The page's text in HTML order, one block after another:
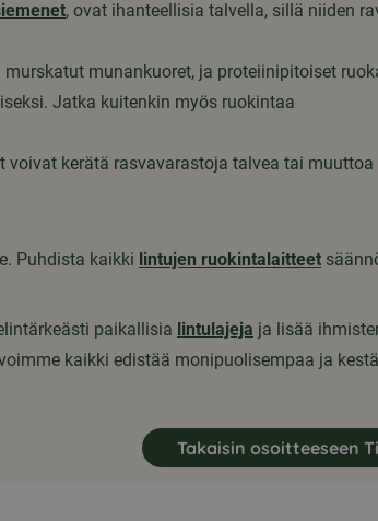
, ovat ihanteellisia talvella, sillä niiden
munankuoret, ja proteiinipitoiset
Jatka kuitenkin myös ruokintaa
voivat kerätä rasvavarastoja talvea tai muuttoa
Puhdista kaikki lintujen ruokintalaitteet
paikallisia lintulajeja ja lisää
kaikki edistää monipuolisempaa ja
Takaisin osoitteeseen